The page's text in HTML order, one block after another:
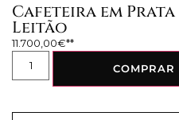
Cafeteira em
Leitão
11.700,00€
COMPRAR